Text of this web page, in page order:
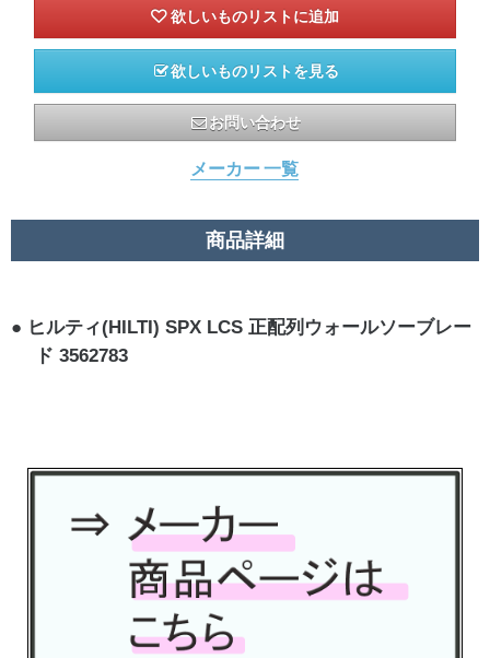
欲しいものリストを見る
お問い合わせ
メーカー 一覧
商品詳細
ヒルティ(HILTI) SPX LCS 正配列ウォールソーブレー
ド 3562783